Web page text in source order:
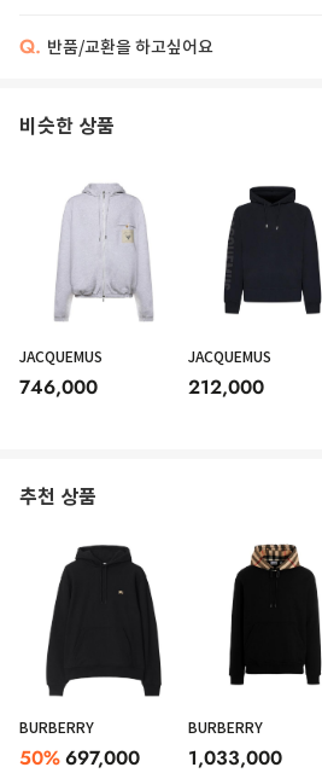
CHECK HOOD COTTON HOODIE
Q. 반품/교환을 하고싶어요
비슷한 상품
JACQUEMUS
746,000
JACQUEMUS
212,000
추천 상품
BURBERRY
50%697,000
BURBERRY
1,033,000